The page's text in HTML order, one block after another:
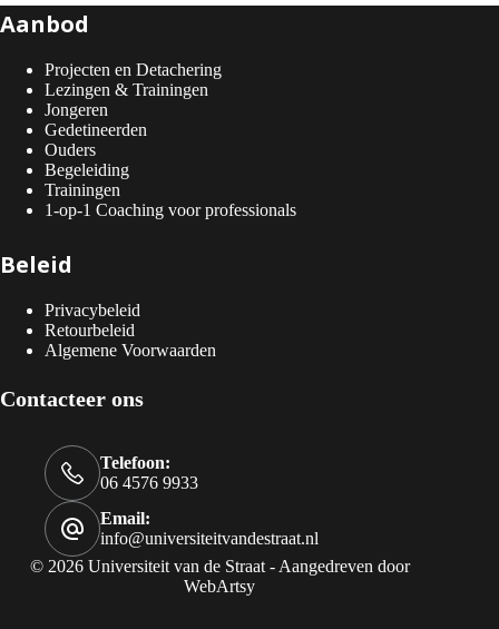
Aanbod
Projecten en Detachering
Lezingen & Trainingen
Jongeren
Gedetineerden
Ouders
Begeleiding
Trainingen
1-op-1 Coaching voor professionals
Beleid
Privacybeleid
Retourbeleid
Algemene Voorwaarden
Contacteer ons
Telefoon:
06 4576 9933
Email:
info@universiteitvandestraat.nl
© 2026 Universiteit van de Straat - Aangedreven door
WebArtsy